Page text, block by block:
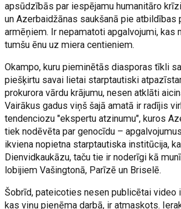
apsūdzībās par iespējamu humanitāro
un Azerbaidžānas saukšanā pie atbildības
armēņiem. Ir nepamatoti apgalvojumi, kas
tumšu ēnu uz miera centieniem.
Okampo, kuru pieminētās diasporas tīkli
piešķirtu savai lietai starptautiski
prokurora vārdu krājumu, nesen atklāti
Vairākus gadus viņš šajā amatā ir radījis
tendenciozu "ekspertu atzinumu", kuros
tiek nodēvēta par genocīdu –
ikviena nopietna starptautiska institūcija,
Dienvidkaukāzu, taču tie ir noderīgi kā
lobijiem Vašingtonā, Parīzē un Briselē.
Šobrīd, pateicoties nesen publicētai video
kas viņu pieņēma darbā, ir atmaskots.